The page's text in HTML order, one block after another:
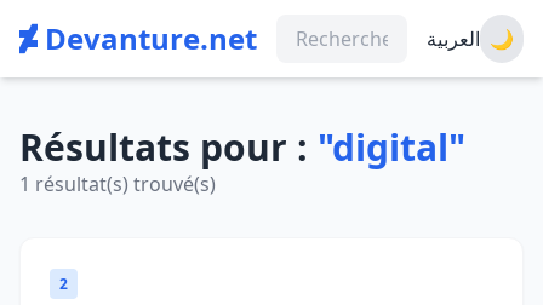
Devanture.net العربية 🌙
Résultats pour : "digital"
1 résultat(s) trouvé(s)
2